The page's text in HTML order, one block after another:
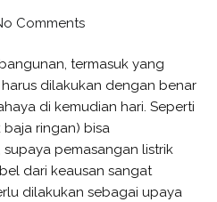
Commentson
Listrik
Baja
Ringan
yang
Aman,
Anti
Nyetrum!
termasuk yang
dilakukan dengan benar
di kemudian hari. Seperti
baja ringan) bisa
pemasangan listrik
dari keausan sangat
dilakukan sebagai upaya